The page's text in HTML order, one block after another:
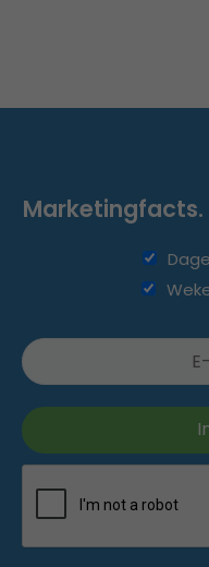
Marketingfacts.